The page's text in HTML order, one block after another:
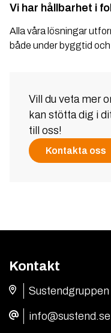
Vi har hållbarhet i
Alla våra lösningar
både under byggtid och
Vill du veta mer
kan stötta dig i
till oss!
Kontakta oss
Kontakt
Sustendgruppen
info@sustend.se